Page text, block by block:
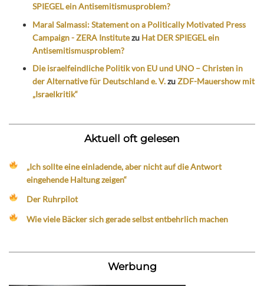
SPIEGEL ein Antisemitismusproblem?
Maral Salmassi: Statement on a Politically Motivated Press
Campaign - ZERA Institutezu Hat DER SPIEGEL ein
Antisemitismusproblem?
Die israelfeindliche Politik von EU und UNO – Christen in
der Alternative für Deutschland e. V.zuZDF-Mauershow mit
„Israelkritik“
Aktuell oft gelesen
„Ich sollte eine einladende, aber nicht auf die Antwort
eingehende Haltung zeigen“
Der Ruhrpilot
Wie viele Bäcker sich gerade selbst entbehrlich machen
Werbung